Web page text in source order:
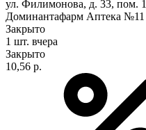
ул. Филимонова, д. 33, пом.
Доминантафарм Аптека №11
Закрыто
1 шт. вчера
Закрыто
10,56 р.